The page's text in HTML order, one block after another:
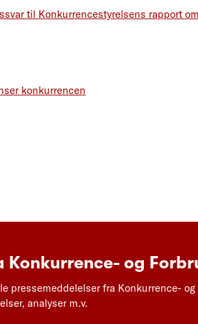
til Konkurrencestyrelsens rapport
konkurrencen
Konkurrence- og
pressemeddelelser fra Konkurrence-
analyser m.v.